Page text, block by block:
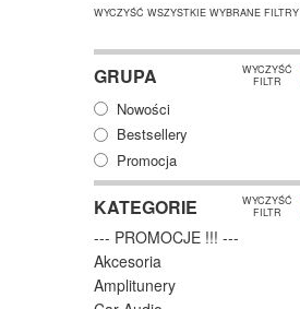
WYCZYŚĆ WSZYSTKIE WYBRANE FILTRY
GRUPA
WYCZYŚĆ
FILTR
Nowości
Bestsellery
Promocja
KATEGORIE
WYCZYŚĆ
FILTR
--- PROMOCJE !!! ---
Akcesoria
Amplitunery